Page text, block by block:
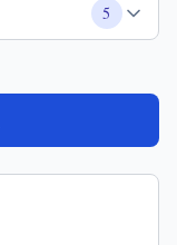
5